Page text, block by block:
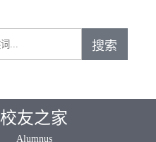
校友之家
Alumnus